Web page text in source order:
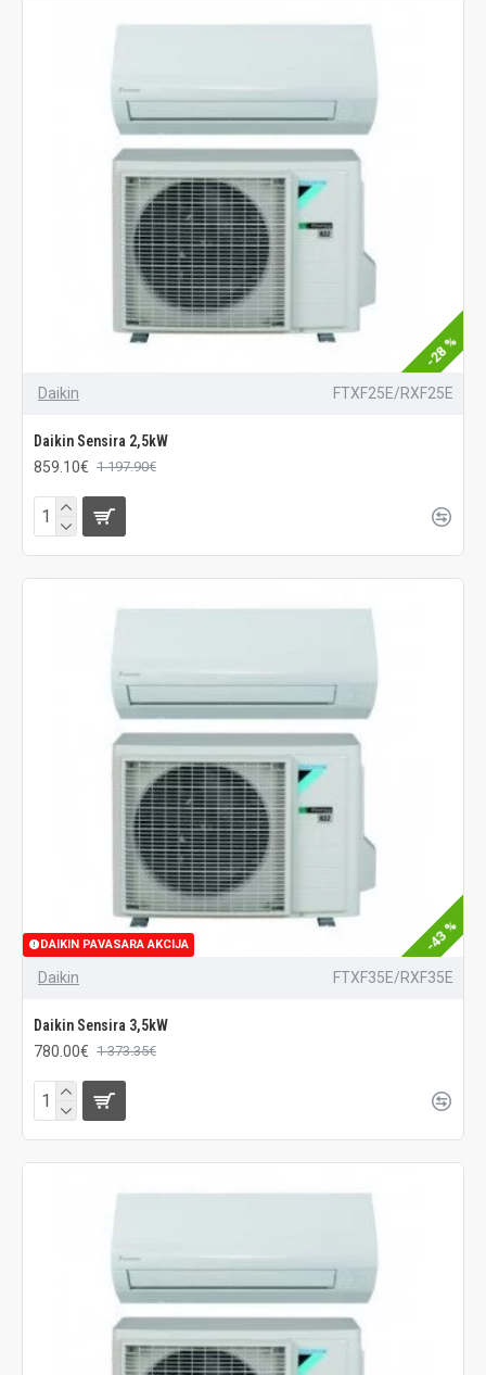
-28 %
Daikin FTXF25E/RXF25E
Daikin Sensira 2,5kW
859.10€ 1 197.90€
DAIKIN PAVASARA AKCIJA -43 %
Daikin FTXF35E/RXF35E
Daikin Sensira 3,5kW
780.00€ 1 373.35€